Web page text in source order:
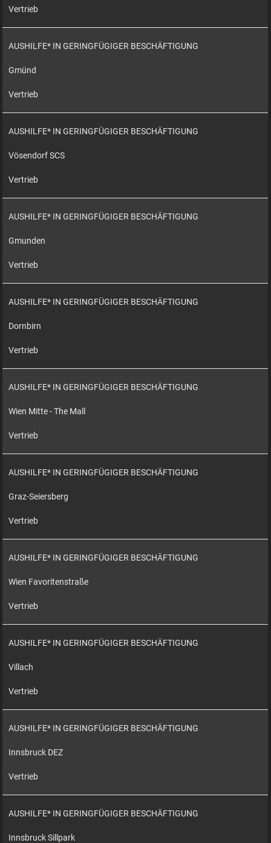
Vertrieb
AUSHILFE* IN GERINGFÜGIGER BESCHÄFTIGUNG
Gmünd
Vertrieb
AUSHILFE* IN GERINGFÜGIGER BESCHÄFTIGUNG
Vösendorf SCS
Vertrieb
AUSHILFE* IN GERINGFÜGIGER BESCHÄFTIGUNG
Gmunden
Vertrieb
AUSHILFE* IN GERINGFÜGIGER BESCHÄFTIGUNG
Dornbirn
Vertrieb
AUSHILFE* IN GERINGFÜGIGER BESCHÄFTIGUNG
Wien Mitte - The Mall
Vertrieb
AUSHILFE* IN GERINGFÜGIGER BESCHÄFTIGUNG
Graz-Seiersberg
Vertrieb
AUSHILFE* IN GERINGFÜGIGER BESCHÄFTIGUNG
Wien Favoritenstraße
Vertrieb
AUSHILFE* IN GERINGFÜGIGER BESCHÄFTIGUNG
Villach
Vertrieb
AUSHILFE* IN GERINGFÜGIGER BESCHÄFTIGUNG
Innsbruck DEZ
Vertrieb
AUSHILFE* IN GERINGFÜGIGER BESCHÄFTIGUNG
Innsbruck Sillpark